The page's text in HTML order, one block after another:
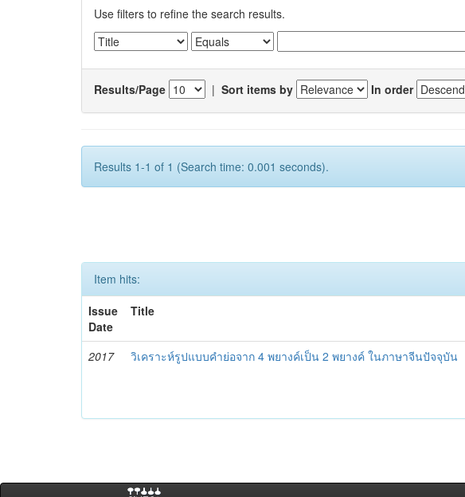
Use filters to refine the search results.
Results/Page | Sort items by In order
Results 1-1 of 1 (Search time: 0.001 seconds).
Item hits:
Issue
Date
Title
2017 วิเคราะห์รูปแบบคำย่อจาก 4 พยางค์เป็น 2 พยางค์ ในภาษาจีนปัจจุบัน